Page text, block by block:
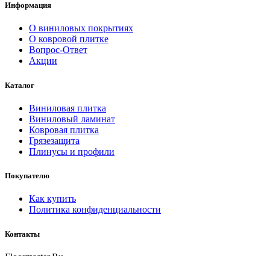
Информация
О виниловых покрытиях
О ковровой плитке
Вопрос-Ответ
Акции
Каталог
Виниловая плитка
Виниловый ламинат
Ковровая плитка
Грязезащита
Плинусы и профили
Покупателю
Как купить
Политика конфиденциальности
Контакты